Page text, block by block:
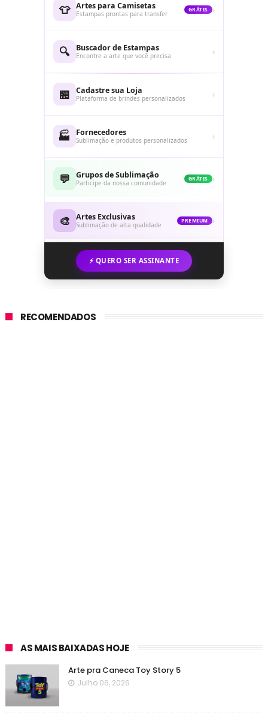
👕 Artes para Camisetas
Estampas prontas para transfer
GRÁTIS ›
🔍 Buscador de Estampas
Encontre a arte que você precisa ›
🏪 Cadastre sua Loja
Plataforma de brindes personalizados ›
🏭 Fornecedores
Sublimação e produtos personalizados ›
💬 Grupos de Sublimação
Participe da nossa comunidade
GRÁTIS ›
🎨 Artes Exclusivas
Sublimação de alta qualidade
PREMIUM ›
⚡ QUERO SER ASSINANTE
RECOMENDADOS
AS MAIS BAIXADAS HOJE
Arte pra Caneca Toy Story 5
Julho 06, 2026